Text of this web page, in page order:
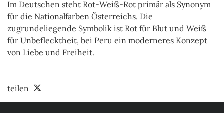
Im Deutschen steht Rot-Weiß-Rot primär als Synonym
für die Nationalfarben Österreichs. Die
zugrundeliegende Symbolik ist Rot für Blut und Weiß
für Unbeflecktheit, bei Peru ein moderneres Konzept
von Liebe und Freiheit.
teilen